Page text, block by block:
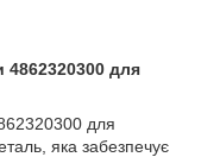
4862320300 для
для
яка забезпечує